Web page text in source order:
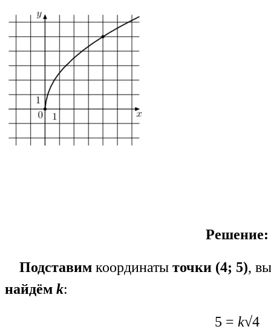
Решение:
Подставим координаты точки (4; 5),
найдём k:
5 = k√4